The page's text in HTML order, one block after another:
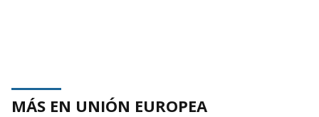
MÁS EN UNIÓN EUROPEA